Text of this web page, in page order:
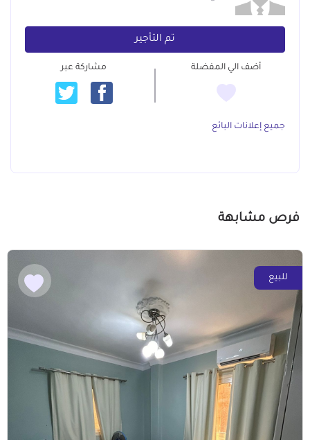
تم التأجير
أضف الي المفضلة مشاركة عبر
جميع إعلانات البائع
فرص مشابهة
للبيع